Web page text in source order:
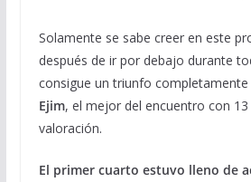
Solamente se sabe creer en este
después de ir por debajo durante
consigue un triunfo completamente
Ejim, el mejor del encuentro con
valoración.
El primer cuarto estuvo lleno de